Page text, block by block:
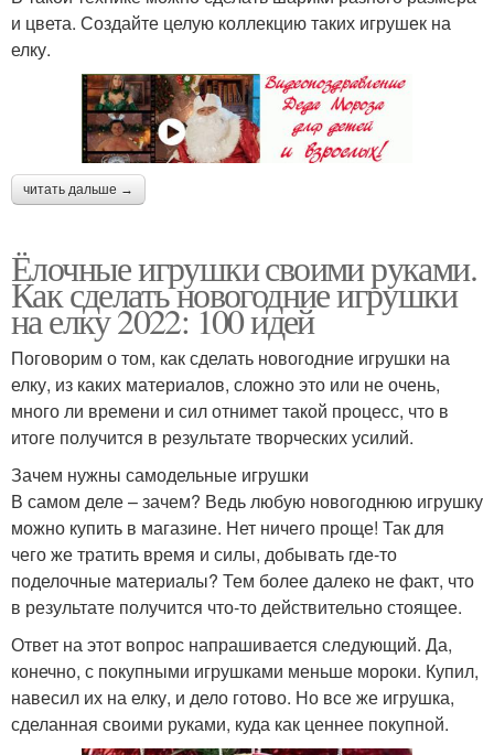
и цвета. Создайте целую коллекцию таких игрушек на
елку.
читать дальше →
Ёлочные игрушки своими руками.
Как сделать новогодние игрушки
на елку 2022: 100 идей
Поговорим о том, как сделать новогодние игрушки на
елку, из каких материалов, сложно это или не очень,
много ли времени и сил отнимет такой процесс, что в
итоге получится в результате творческих усилий.
Зачем нужны самодельные игрушки
В самом деле – зачем? Ведь любую новогоднюю игрушку
можно купить в магазине. Нет ничего проще! Так для
чего же тратить время и силы, добывать где-то
поделочные материалы? Тем более далеко не факт, что
в результате получится что-то действительно стоящее.
Ответ на этот вопрос напрашивается следующий. Да,
конечно, с покупными игрушками меньше мороки. Купил,
навесил их на елку, и дело готово. Но все же игрушка,
сделанная своими руками, куда как ценнее покупной.